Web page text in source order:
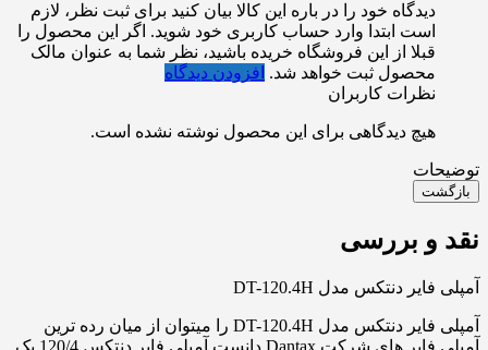
دیدگاه خود را در باره این کالا بیان کنید برای ثبت نظر، لازم
است ابتدا وارد حساب کاربری خود شوید. اگر این محصول را
قبلا از این فروشگاه خریده باشید، نظر شما به عنوان مالک
محصول ثبت خواهد شد. افزودن دیدگاه
نظرات کاربران
هیچ دیدگاهی برای این محصول نوشته نشده است.
توضیحات
بازگشت
نقد و بررسی
آمپلی فایر دنتکس مدل DT-120.4H
آمپلی فایر دنتکس مدل DT-120.4H را میتوان از میان رده ترین
آمپلی فایر های شرکت Dantax دانست.آمپلی فایر دنتکس 120/4 یک